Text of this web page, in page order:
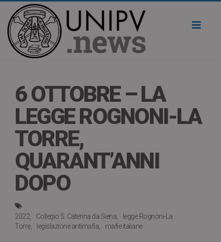
6 OTTOBRE – LA
LEGGE ROGNONI-LA
TORRE,
QUARANT’ANNI
DOPO
2022 Collegio S. Caterina da Siena
legge Rognoni-La
Torre
legislazione antimafia mafie italiane